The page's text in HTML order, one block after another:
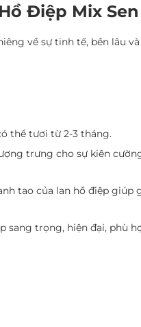
Điệp Mix
về sự tinh tế, bền lâu
thể tươi từ 2-3 tháng.
trưng cho sự kiên
tao của lan hồ điệp
sang trọng, hiện đại, phù